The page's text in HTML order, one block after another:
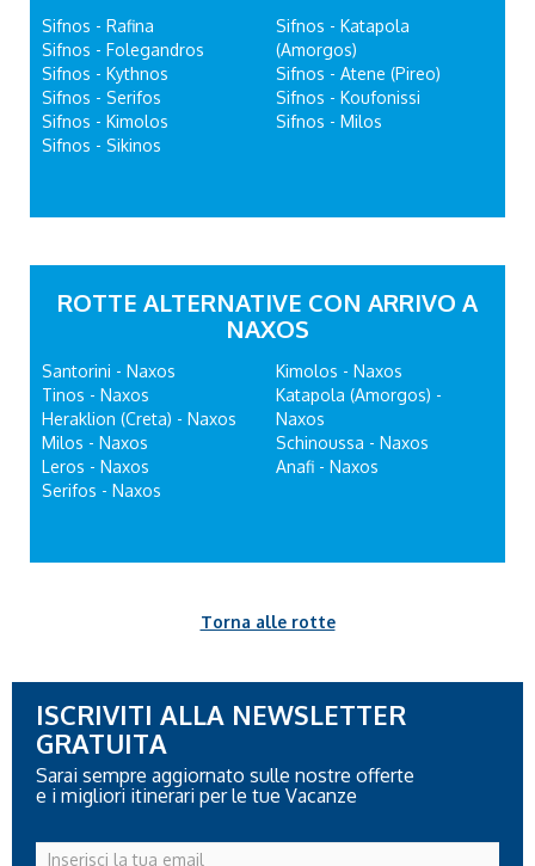
Sifnos - Rafina
Sifnos - Folegandros
Sifnos - Kythnos
Sifnos - Serifos
Sifnos - Kimolos
Sifnos - Sikinos
Sifnos - Katapola
(Amorgos)
Sifnos - Atene (Pireo)
Sifnos - Koufonissi
Sifnos - Milos
ROTTE ALTERNATIVE CON ARRIVO A
NAXOS
Santorini - Naxos
Tinos - Naxos
Heraklion (Creta) - Naxos
Milos - Naxos
Leros - Naxos
Serifos - Naxos
Kimolos - Naxos
Katapola (Amorgos) -
Naxos
Schinoussa - Naxos
Anafi - Naxos
Torna alle rotte
ISCRIVITI ALLA NEWSLETTER
GRATUITA
Sarai sempre aggiornato sulle nostre offerte
e i migliori itinerari per le tue Vacanze
Inserisci